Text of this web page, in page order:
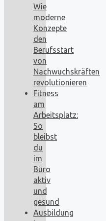
Wie
moderne
Konzepte
den
Berufsstart
von
Nachwuchskräften
revolutionieren
Fitness
am
Arbeitsplatz:
So
bleibst
du
im
Büro
aktiv
und
gesund
Ausbildung